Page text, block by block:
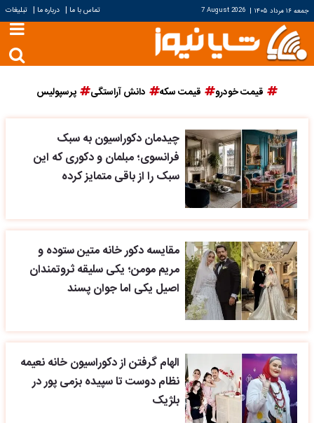
جمعه ۱۶ مرداد ۱۴۰۵ |
7 August 2026 تماس با ما | درباره ما | تبلیغات
قیمت خودرو قیمت سکه دانش آراستگی پرسپولیس
چیدمان دکوراسیون به سبک
فرانسوی؛ مبلمان و دکوری که این
سبک را از باقی متمایز کرده
مقایسه دکور خانه متین ستوده و
مریم مومن؛ یکی سلیقه ثروتمندان
اصیل یکی اما جوان پسند
الهام گرفتن از دکوراسیون خانه نعیمه
نظام دوست تا سپیده بزمی پور در
بلژیک